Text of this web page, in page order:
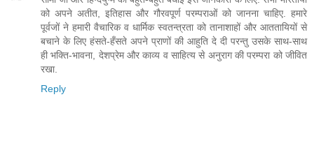
को अपने अतीत, इतिहास और गौरवपूर्ण परम्पराओं को जानना चाहिए. हमारे
पूर्वजों ने हमारी वैचारिक व धार्मिक स्वतन्त्रता को तानाशाहों और आततायियों से
बचाने के लिए हंसते-हँसते अपने प्राणों की आहुति दे दी परन्तु उसके साथ-साथ
ही भक्ति-भावना, देशप्रेम और काव्य व साहित्य से अनुराग की परम्परा को जीवित
रखा.
Reply